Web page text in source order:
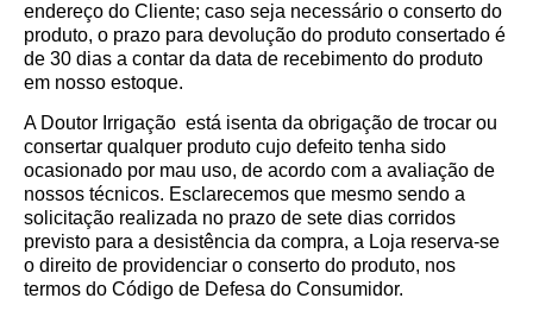
endereço do Cliente; caso seja necessário o conserto do
produto, o prazo para devolução do produto consertado é
de 30 dias a contar da data de recebimento do produto
em nosso estoque.
A Doutor Irrigação está isenta da obrigação de trocar ou
consertar qualquer produto cujo defeito tenha sido
ocasionado por mau uso, de acordo com a avaliação de
nossos técnicos. Esclarecemos que mesmo sendo a
solicitação realizada no prazo de sete dias corridos
previsto para a desistência da compra, a Loja reserva-se
o direito de providenciar o conserto do produto, nos
termos do Código de Defesa do Consumidor.